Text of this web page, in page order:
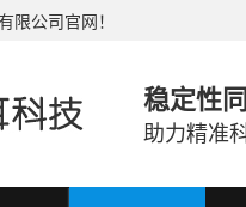
限公司官网！
稳定性
助力精准